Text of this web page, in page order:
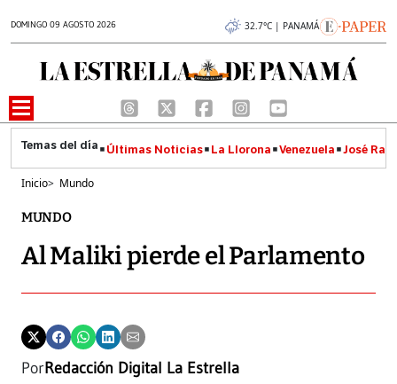
DOMINGO 09 AGOSTO 2026 32.7°C | PANAMÁ
Últimas Noticias La Llorona Venezuela José
Inicio> Mundo
MUNDO
Al Maliki pierde el Parlamento
PorRedacción Digital La Estrella